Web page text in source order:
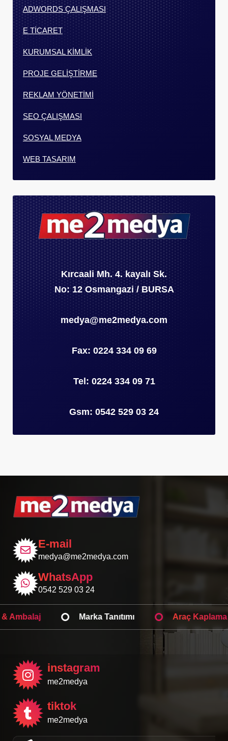
ADWORDS ÇALIŞMASI
E TİCARET
KURUMSAL KİMLİK
PROJE GELİŞTİRME
REKLAM YÖNETİMİ
SEO ÇALIŞMASI
SOSYAL MEDYA
WEB TASARIM
Kırcaali Mh. 4. kayalı Sk.
No: 12 Osmangazi / BURSA
medya@me2medya.com
Fax: 0224 334 09 69
Tel: 0224 334 09 71
Gsm: 0542 529 03 24
E-mail
medya@me2medya.com
WhatsApp
0542 529 03 24
Web Tasarım Işıklı Tabela Kutu &
instagram
me2medya
tiktok
me2medya